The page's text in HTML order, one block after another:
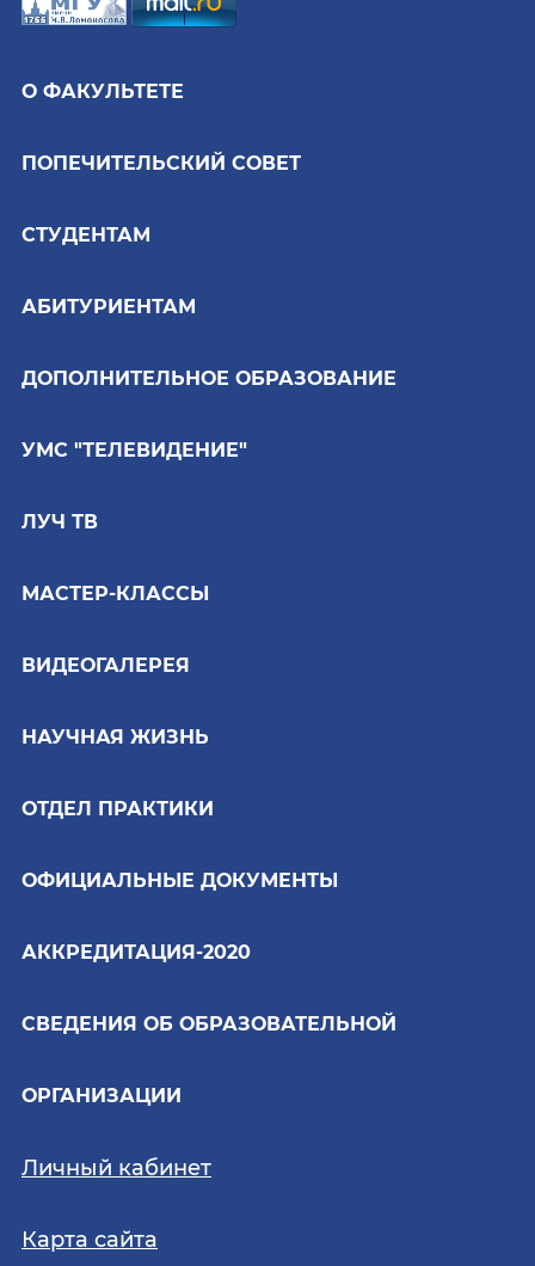
О ФАКУЛЬТЕТЕ
ПОПЕЧИТЕЛЬСКИЙ СОВЕТ
СТУДЕНТАМ
АБИТУРИЕНТАМ
ДОПОЛНИТЕЛЬНОЕ ОБРАЗОВАНИЕ
УМС "ТЕЛЕВИДЕНИЕ"
ЛУЧ ТВ
МАСТЕР-КЛАССЫ
ВИДЕОГАЛЕРЕЯ
НАУЧНАЯ ЖИЗНЬ
ОТДЕЛ ПРАКТИКИ
ОФИЦИАЛЬНЫЕ ДОКУМЕНТЫ
АККРЕДИТАЦИЯ-2020
СВЕДЕНИЯ ОБ ОБРАЗОВАТЕЛЬНОЙ
ОРГАНИЗАЦИИ
Личный кабинет
Карта сайта